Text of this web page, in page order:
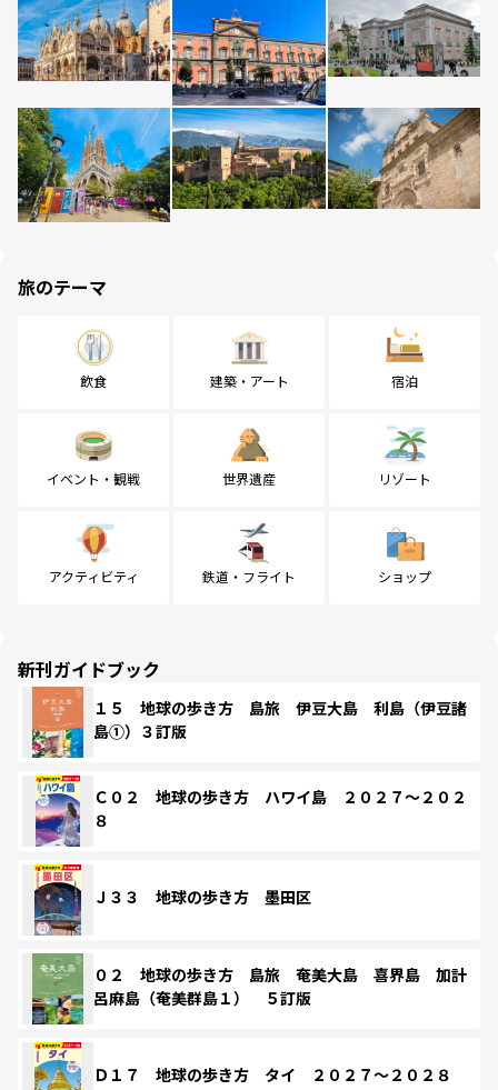
旅のテーマ
飲食 建築・アート 宿泊
イベント・観戦 世界遺産 リゾート
アクティビティ 鉄道・フライト ショップ
新刊ガイドブック
１５ 地球の歩き方 島旅 伊豆大島 利島（伊豆諸
島①）３訂版
Ｃ０２ 地球の歩き方 ハワイ島 ２０２７～２０２
８
Ｊ３３ 地球の歩き方 墨田区
０２ 地球の歩き方 島旅 奄美大島 喜界島 加計
呂麻島（奄美群島１） ５訂版
Ｄ１７ 地球の歩き方 タイ ２０２７～２０２８